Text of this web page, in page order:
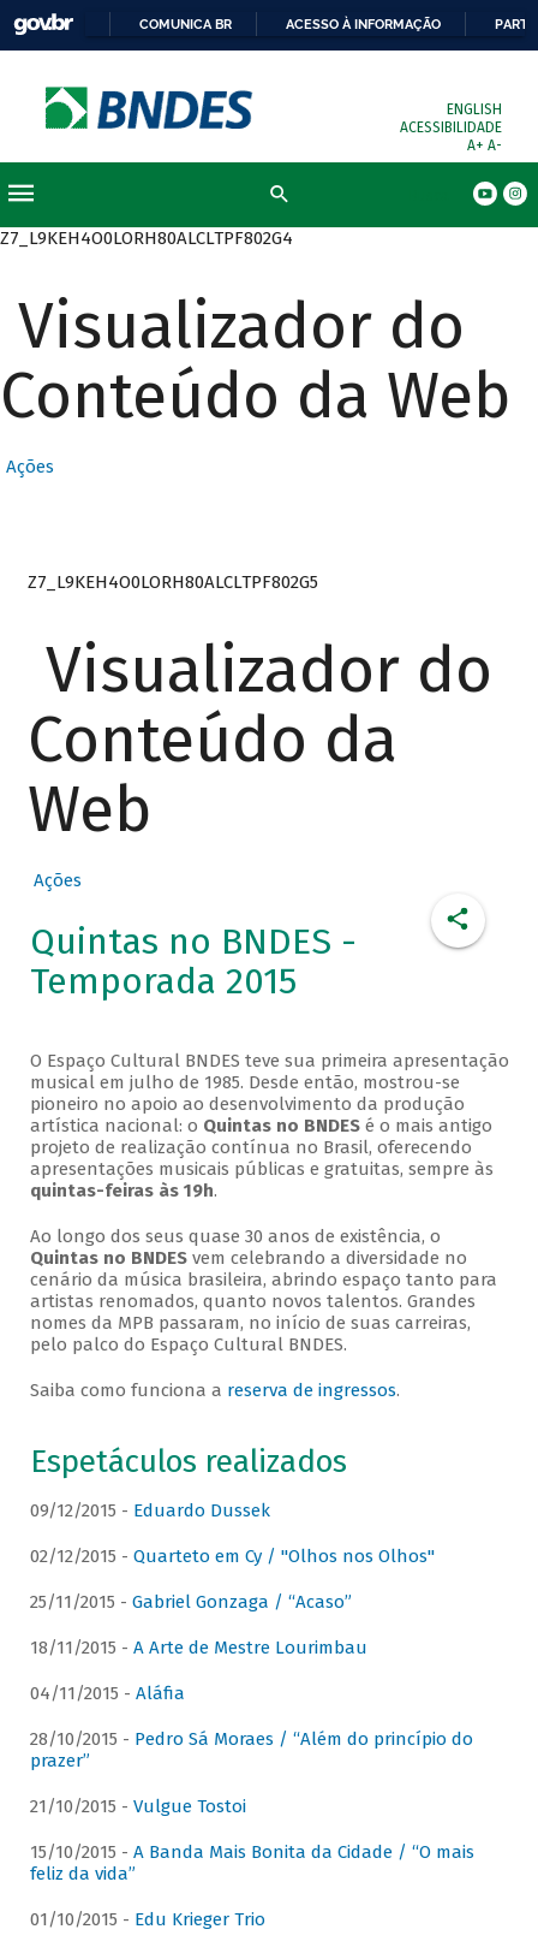
COMUNICA BR ACESSO À INFORMAÇÃO
ENGLISH
ACESSIBILIDADE
A+ A-
Z7_L9KEH4O0LORH80ALCLTPF802G4
Visualizador do
Conteúdo da Web
Ações
Z7_L9KEH4O0LORH80ALCLTPF802G5
Visualizador do
Conteúdo da
Web
Ações
Quintas no BNDES -
Temporada 2015
O Espaço Cultural BNDES teve sua primeira apresentação
musical em julho de 1985. Desde então, mostrou-se
pioneiro no apoio ao desenvolvimento da produção
artística nacional: o Quintas no BNDESé o mais antigo
projeto de realização contínua no Brasil, oferecendo
apresentações musicais públicas e gratuitas, sempre às
quintas-feiras às 19h.
Ao longo dos seus quase 30 anos de existência, o
Quintas no BNDESvem celebrando a diversidade no
cenário da música brasileira, abrindo espaço tanto para
artistas renomados, quanto novos talentos. Grandes
nomes da MPB passaram, no início de suas carreiras,
pelo palco do Espaço Cultural BNDES.
Saiba como funciona a reserva de ingressos.
Espetáculos realizados
09/12/2015 - Eduardo Dussek
02/12/2015 - Quarteto em Cy / "Olhos nos Olhos"
25/11/2015 - Gabriel Gonzaga / “Acaso”
18/11/2015 - A Arte de Mestre Lourimbau
04/11/2015 - Aláfia
28/10/2015 - Pedro Sá Moraes / “Além do princípio do
prazer”
21/10/2015 - Vulgue Tostoi
15/10/2015 - A Banda Mais Bonita da Cidade / “O mais
feliz da vida”
01/10/2015 - Edu Krieger Trio